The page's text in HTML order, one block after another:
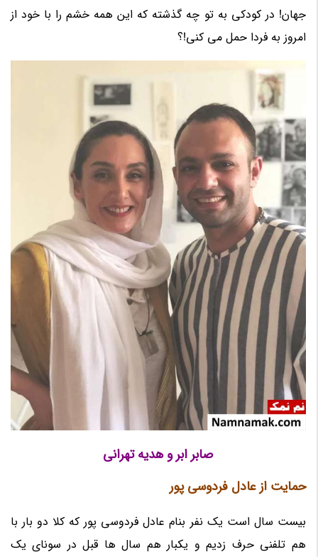
جهان! در کودکی به تو چه گذشته که این همه خشم را با خود از
امروز به فردا حمل می کنی!؟
صابر ابر و هدیه تهرانی
حمایت از عادل فردوسی پور
بیست سال است یک نفر بنام عادل فردوسی پور که کلا دو بار با
هم تلفنی حرف زدیم و یکبار هم سال ها قبل در سونای یک